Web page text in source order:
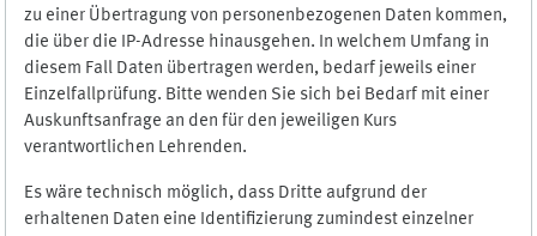
zu einer Übertragung von personenbezogenen Daten kommen,
die über die IP-Adresse hinausgehen. In welchem Umfang in
diesem Fall Daten übertragen werden, bedarf jeweils einer
Einzelfallprüfung. Bitte wenden Sie sich bei Bedarf mit einer
Auskunftsanfrage an den für den jeweiligen Kurs
verantwortlichen Lehrenden.
Es wäre technisch möglich, dass Dritte aufgrund der
erhaltenen Daten eine Identifizierung zumindest einzelner